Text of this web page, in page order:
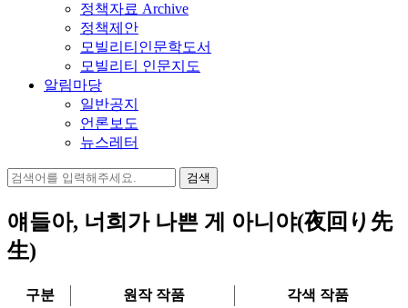
정책자료 Archive
정책제안
모빌리티인문학도서
모빌리티 인문지도
알림마당
일반공지
언론보도
뉴스레터
검
얘들아, 너희가 나쁜 게 아니야(夜回り先
生)
구분 원작 작품 각색 작품